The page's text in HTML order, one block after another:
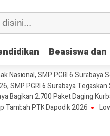
Beasiswa dan
Beasiswa dan
Nasional, SMP PGRI 6 Surabaya
SMP PGRI 6 Surabaya
Bagikan 2.700 Paket Daging
Tambah PTK Dapodik 2026